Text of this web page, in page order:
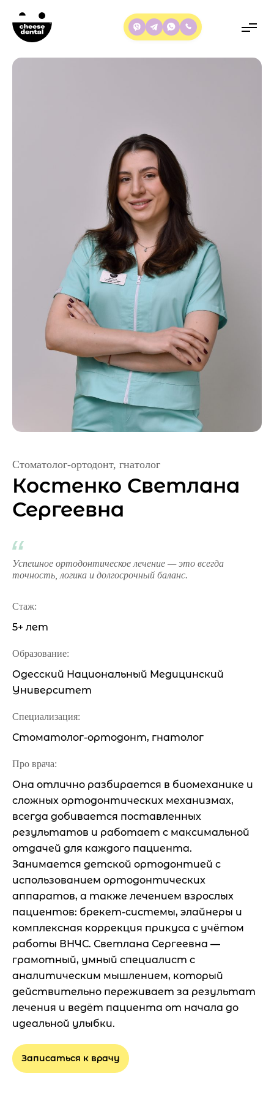
Стоматолог-ортодонт, гнатолог
Костенко Светлана
Сергеевна
Успешное ортодонтическое лечение — это всегда
точность, логика и долгосрочный баланс.
Стаж:
5+ лет
Образование:
Одесский Национальный Медицинский
Университет
Специализация:
Стоматолог-ортодонт, гнатолог
Про врача:
Она отлично разбирается в биомеханике и
сложных ортодонтических механизмах,
всегда добивается поставленных
результатов и работает с максимальной
отдачей для каждого пациента.
Занимается детской ортодонтией с
использованием ортодонтических
аппаратов, а также лечением взрослых
пациентов: брекет-системы, элайнеры и
комплексная коррекция прикуса с учётом
работы ВНЧС. Светлана Сергеевна —
грамотный, умный специалист с
аналитическим мышлением, который
действительно переживает за результат
лечения и ведёт пациента от начала до
идеальной улыбки.
Записаться к врачу